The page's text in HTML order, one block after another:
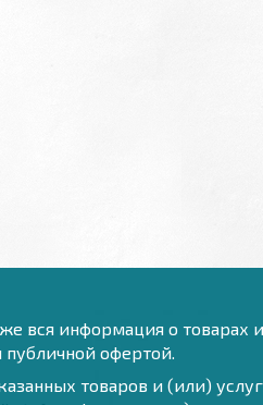
вся информация о товарах
офертой.
товаров и (или)